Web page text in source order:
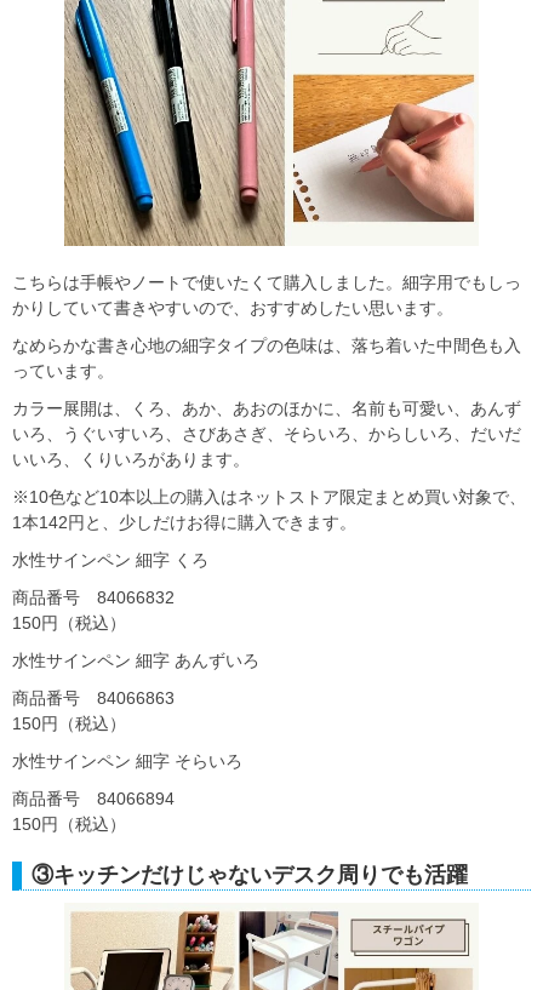
こちらは手帳やノートで使いたくて購入しました。細字用でもしっ
かりしていて書きやすいので、おすすめしたい思います。
なめらかな書き心地の細字タイプの色味は、落ち着いた中間色も入
っています。
カラー展開は、くろ、あか、あおのほかに、名前も可愛い、あんず
いろ、うぐいすいろ、さびあさぎ、そらいろ、からしいろ、だいだ
いいろ、くりいろがあります。
※10色など10本以上の購入はネットストア限定まとめ買い対象で、
1本142円と、少しだけお得に購入できます。
水性サインペン 細字 くろ
商品番号 84066832
150円（税込）
水性サインペン 細字 あんずいろ
商品番号 84066863
150円（税込）
水性サインペン 細字 そらいろ
商品番号 84066894
150円（税込）
③キッチンだけじゃないデスク周りでも活躍